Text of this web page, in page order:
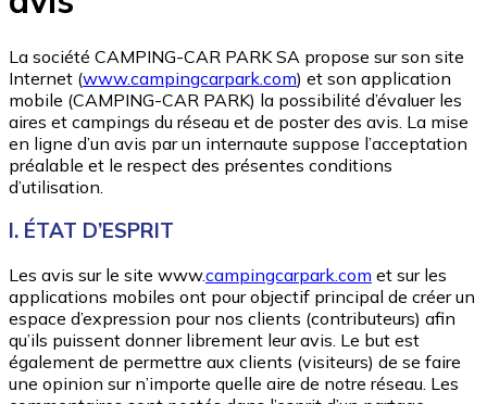
La société CAMPING-CAR PARK SA propose sur son site
Internet (www.campingcarpark.com) et son application
mobile (CAMPING-CAR PARK) la possibilité d’évaluer les
aires et campings du réseau et de poster des avis. La mise
en ligne d’un avis par un internaute suppose l’acceptation
préalable et le respect des présentes conditions
d’utilisation.
I. ÉTAT D’ESPRIT
Les avis sur le site www.campingcarpark.com et sur les
applications mobiles ont pour objectif principal de créer un
espace d’expression pour nos clients (contributeurs) afin
qu’ils puissent donner librement leur avis. Le but est
également de permettre aux clients (visiteurs) de se faire
une opinion sur n’importe quelle aire de notre réseau. Les